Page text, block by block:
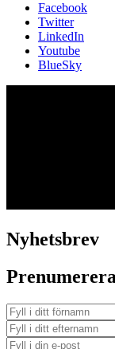
Facebook
Twitter
LinkedIn
Youtube
BlueSky
Nyhetsbrev